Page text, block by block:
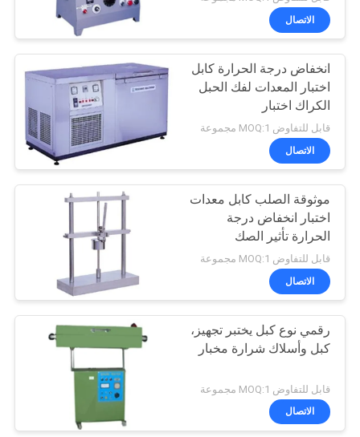
PRIVACY
POLICY
بيئيّ إختبار غرفة
80
الهاتف المحمول
معدات الاختبار
88
142
الاتصال
انخفاض درجة الحرارة كابل
اختبار المعدات لفك الحبل
الكراك اختبار
قابل للتفاوض MOQ:1 مجموعة
الاتصال
موثوقة الصلب كابل معدات
اختبار انخفاض درجة
الحرارة تأثير الصك
قابل للتفاوض MOQ:1 مجموعة
الاتصال
رقمي نوع كبل يختبر تجهيز،
كبل وأسلاك شرارة مخبار
قابل للتفاوض MOQ:1 مجموعة
الاتصال